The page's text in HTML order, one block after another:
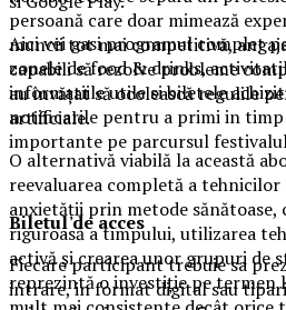
persoană care doar mimează
muncii tot mai competitivă,
capabili să rezolve probleme
au învățat să ocolească regulile
artificiale.
O alternativă viabilă la această
reevaluarea completă a tehnicilor
anxietății prin metode sănătoase,
riguroasă a timpului, utilizarea
activă și crearea unor grupuri de
reprezintă o investiție pe termen
Aici vei gasi programul complet
zonele de food & drinks,
informatiile utile si biletele
notificarile pentru a primi in
importante pe parcursul
Biletul de acces
Fiecare participant trebuie sa
intrare, in format digital sau